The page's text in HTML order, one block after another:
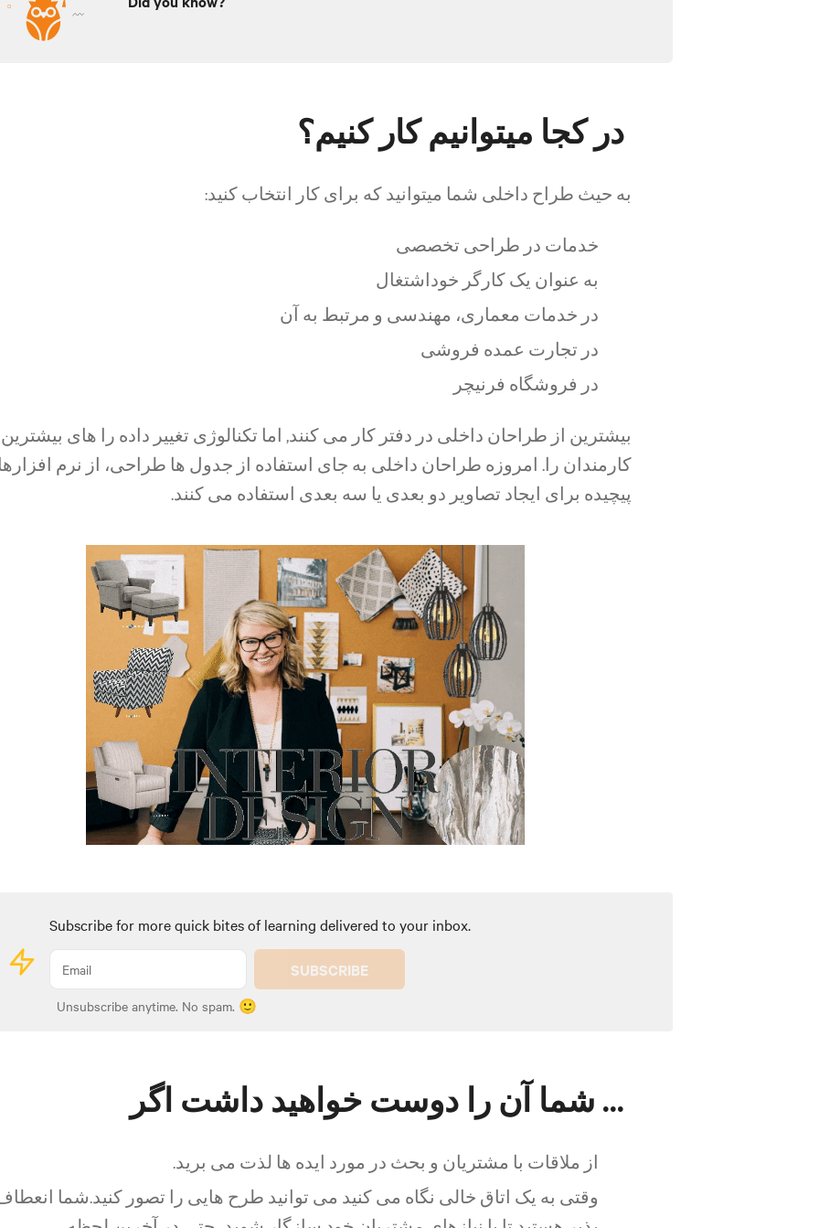
در کجا میتوانیم کار کنیم؟
به حیث طراح داخلی شما میتوانید که برای کار انتخاب کنید:
خدمات در طراحی تخصصی
به عنوان یک کارگر خوداشتغال
در خدمات معماری، مهندسی و مرتبط به آن
در تجارت عمده فروشی
در فروشگاه فرنیچر
بیشترین از طراحان داخلی در دفتر کار می کنند, اما تکنالوژی تغییر داده را های بیشترین
کارمندان را. امروزه طراحان داخلی به جای استفاده از جدول ها طراحی، از نرم
پیچیده برای ایجاد تصاویر دو بعدی یا سه بعدی استفاده می کنند.
Subscribe for more quick bites of learning delivered to your inbox.
SUBSCRIBE
Unsubscribe anytime. No spam. 🙂
شما آن را دوست خواهید داشت اگر ...
از ملاقات با مشتریان و بحث در مورد ایده ها لذت می برید.
وقتی به یک اتاق خالی نگاه می کنید می توانید طرح هایی را تصور کنید.شما